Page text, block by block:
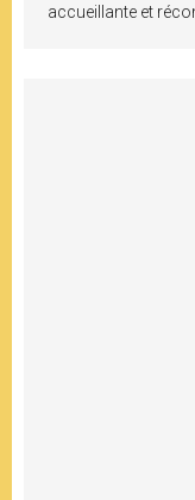
accueillante et